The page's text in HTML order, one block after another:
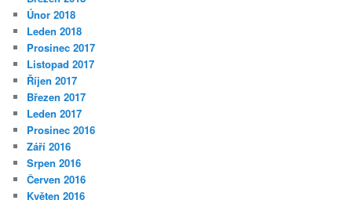
Únor 2018
Leden 2018
Prosinec 2017
Listopad 2017
Říjen 2017
Březen 2017
Leden 2017
Prosinec 2016
Září 2016
Srpen 2016
Červen 2016
Květen 2016